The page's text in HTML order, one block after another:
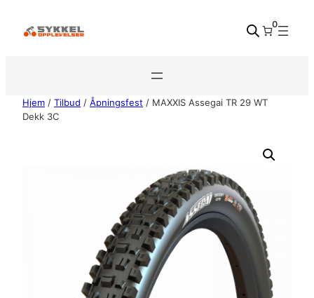
0
Hjem / Tilbud / Åpningsfest / MAXXIS Assegai TR 29 WT
Dekk 3C